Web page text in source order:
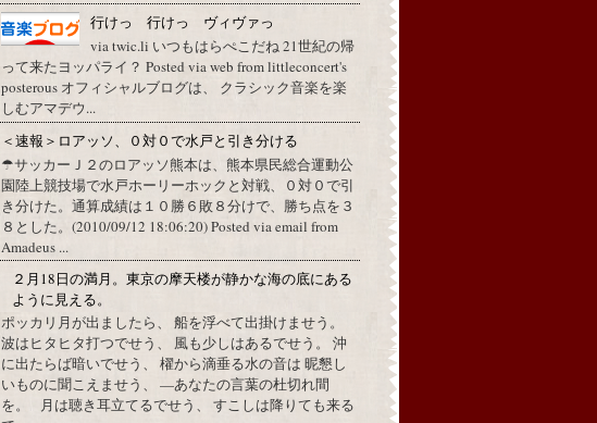
行けっ 行けっ ヴィヴァっ
via twic.li いつもはらぺこだね 21世紀の帰
って来たヨッパライ？ Posted via web from littleconcert's
posterous オフィシャルブログは、 クラシック音楽を楽
しむアマデウ...
＜速報＞ロアッソ、０対０で水戸と引き分ける
☂サッカーＪ２のロアッソ熊本は、熊本県民総合運動公
園陸上競技場で水戸ホーリーホックと対戦、０対０で引
き分けた。通算成績は１０勝６敗８分けで、勝ち点を３
８とした。(2010/09/12 18:06:20) Posted via email from
Amadeus ...
２月18日の満月。東京の摩天楼が静かな海の底にある
ように見える。
ポッカリ月が出ましたら、 船を浮べて出掛けませう。
波はヒタヒタ打つでせう、 風も少しはあるでせう。 沖
に出たらば暗いでせう、 櫂から滴垂る水の音は 昵懇し
いものに聞こえませう、 —あなたの言葉の杜切れ間
を。 月は聴き耳立てるでせう、 すこしは降りても来る